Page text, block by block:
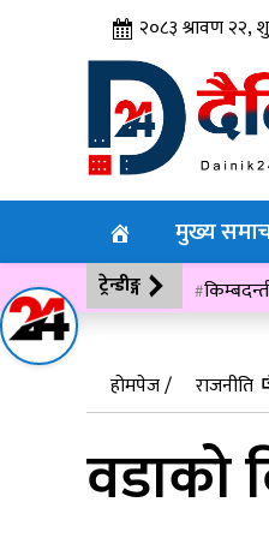
२०८३ श्रावण २२,
मुख्य
ट्रेन्डीङ्ग
होमपेज /
राजनीति
वडाको